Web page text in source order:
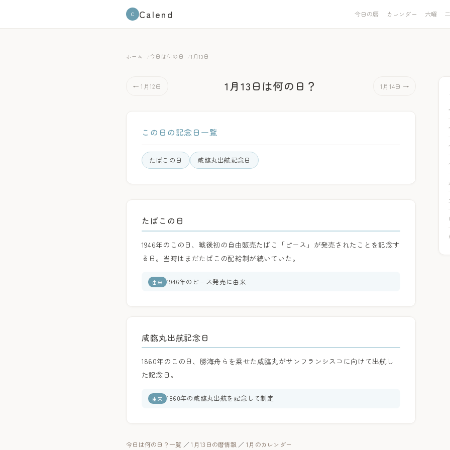
C Calend 今日の暦 カレンダー 六曜
ホーム 今日は何の日 1月13日
← 1月12日 1月13日は何の日？ 1月14日 →
この日の記念日一覧
たばこの日 咸臨丸出航記念日
たばこの日
1946年のこの日、戦後初の自由販売たばこ「ピース」が発売されたことを記念す
る日。当時はまだたばこの配給制が続いていた。
由来 1946年のピース発売に由来
咸臨丸出航記念日
1860年のこの日、勝海舟らを乗せた咸臨丸がサンフランシスコに向けて出航し
た記念日。
由来 1860年の咸臨丸出航を記念して制定
今日は何の日？一覧 ／1月13日の暦情報 ／ 1月のカレンダー